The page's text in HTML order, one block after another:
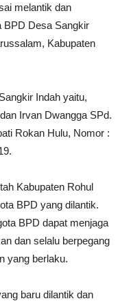
melantik dan
BPD Desa Sangkir
Kabupaten
Indah yaitu,
Irvan Dwangga SPd.
Rokan Hulu, Nomor :
Kabupaten Rohul
BPD yang dilantik.
BPD dapat menjaga
dan selalu berpegang
yang berlaku.
baru dilantik dan